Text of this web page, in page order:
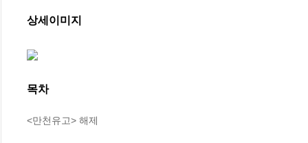
상세이미지
목차
<만천유고> 해제